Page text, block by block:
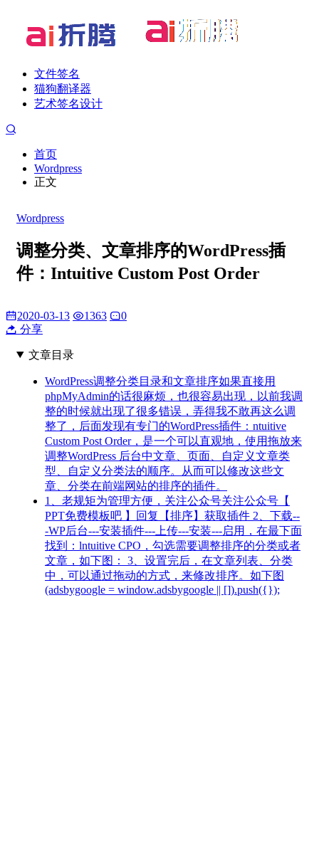
文件签名
猫狗翻译器
艺术签名设计
首页
Wordpress
正文
Wordpress
调整分类、文章排序的WordPress插
件：Intuitive Custom Post Order
2020-03-13 1363
0
分享
文章目录
WordPress调整分类目录和文章排序如果直接用
phpMyAdmin的话很麻烦，也很容易出现，以前我调
整的时候就出现了很多错误，弄得我不敢再这么调
整了，后面发现有专门的WordPress插件：ntuitive
Custom Post Order，是一个可以直观地，使用拖放来
调整WordPress 后台中文章、页面、自定义文章类
型、自定义分类法的顺序。从而可以修改这些文
章、分类在前端网站的排序的插件。
1、老规矩为管理方便，关注公众号关注公众号【
PPT免费模板吧 】回复【排序】获取插件 2、下载--
-WP后台---安装插件---上传---安装---启用，在最下面
找到：lntuitive CPO，勾选需要调整排序的分类或者
文章，如下图： 3、设置完后，在文章列表、分类
中，可以通过拖动的方式，来修改排序。如下图
(adsbygoogle = window.adsbygoogle || []).push({});